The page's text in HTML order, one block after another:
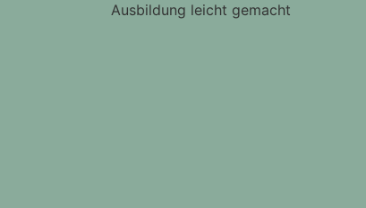
Ausbildung leicht gemacht